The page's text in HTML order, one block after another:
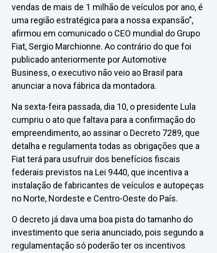
vendas de mais de 1 milhão de veículos por ano, é
uma região estratégica para a nossa expansão”,
afirmou em comunicado o CEO mundial do Grupo
Fiat, Sergio Marchionne. Ao contrário do que foi
publicado anteriormente por Automotive
Business, o executivo não veio ao Brasil para
anunciar a nova fábrica da montadora.
Na sexta-feira passada, dia 10, o presidente Lula
cumpriu o ato que faltava para a confirmação do
empreendimento, ao assinar o Decreto 7289, que
detalha e regulamenta todas as obrigações que a
Fiat terá para usufruir dos benefícios fiscais
federais previstos na Lei 9440, que incentiva a
instalação de fabricantes de veículos e autopeças
no Norte, Nordeste e Centro-Oeste do País.
O decreto já dava uma boa pista do tamanho do
investimento que seria anunciado, pois segundo a
regulamentação só poderão ter os incentivos